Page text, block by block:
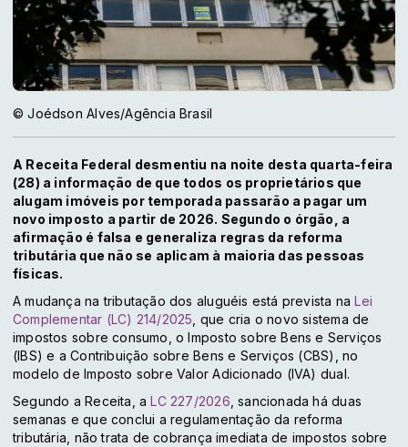
© Joédson Alves/Agência Brasil
A Receita Federal desmentiu na noite desta quarta-feira
(28) a informação de que todos os proprietários que
alugam imóveis por temporada passarão a pagar um
novo imposto a partir de 2026. Segundo o órgão, a
afirmação é falsa e generaliza regras da reforma
tributária que não se aplicam à maioria das pessoas
físicas.
A mudança na tributação dos aluguéis está prevista naLei
Complementar (LC) 214/2025 , que cria o novo sistema de
impostos sobre consumo, o Imposto sobre Bens e Serviços
(IBS) e a Contribuição sobre Bens e Serviços (CBS), no
modelo de Imposto sobre Valor Adicionado (IVA) dual.
Segundo a Receita, aLC 227/2026 , sancionada há duas
semanas e que conclui a regulamentação da reforma
tributária, não trata de cobrança imediata de impostos sobre